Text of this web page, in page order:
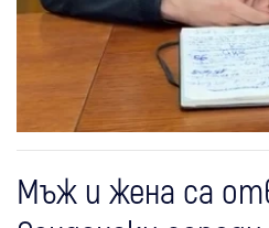
Мъж и жена са